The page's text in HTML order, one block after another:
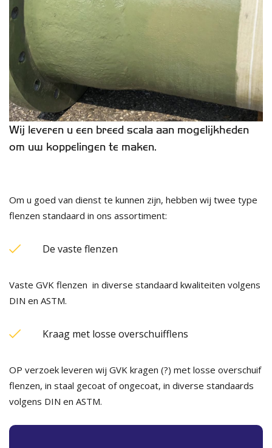
Wij leveren u een breed scala aan mogelijkheden
om uw koppelingen te maken.
Om u goed van dienst te kunnen zijn, hebben wij twee type
flenzen standaard in ons assortiment:
De vaste flenzen
Vaste GVK flenzen in diverse standaard kwaliteiten volgens
DIN en ASTM.
Kraag met losse overschuifflens
OP verzoek leveren wij GVK kragen (?) met losse overschuif
flenzen, in staal gecoat of ongecoat, in diverse standaards
volgens DIN en ASTM.